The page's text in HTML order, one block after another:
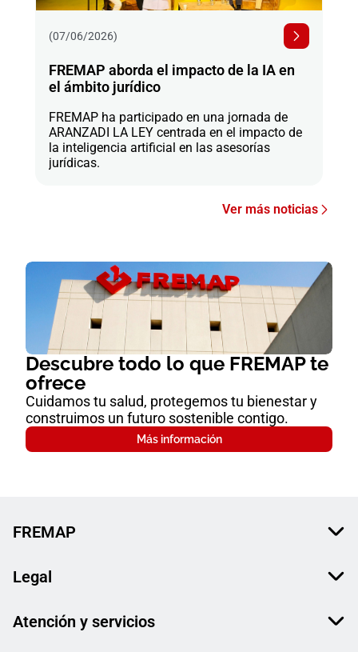
(07/06/2026)
FREMAP aborda el impacto de la IA en
el ámbito jurídico
FREMAP ha participado en una jornada de
ARANZADI LA LEY centrada en el impacto de
la inteligencia artificial en las asesorías
jurídicas.
Ver más noticias
Descubre todo lo que FREMAP te
ofrece
Cuidamos tu salud, protegemos tu bienestar y
construimos un futuro sostenible contigo.
Más información
FREMAP
Legal
Atención y servicios